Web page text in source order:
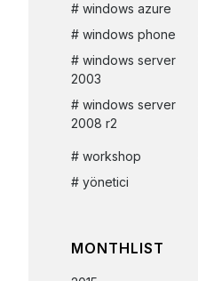
windows azure
windows phone
windows server
2003
windows server
2008 r2
workshop
yönetici
MONTHLIST